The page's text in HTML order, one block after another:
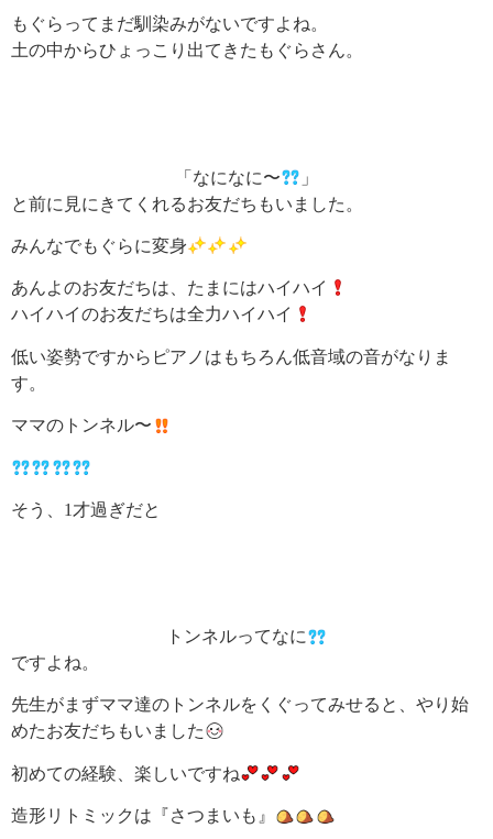
もぐらってまだ馴染みがないですよね。
土の中からひょっこり出てきたもぐらさん。
「なになに〜
」
と前に見にきてくれるお友だちもいました。
みんなでもぐらに変身
あんよのお友だちは、たまにはハイハイ
ハイハイのお友だちは全力ハイハイ
低い姿勢ですからピアノはもちろん低音域の音がなりま
す。
ママのトンネル〜
そう、1才過ぎだと
トンネルってなに
ですよね。
先生がまずママ達のトンネルをくぐってみせると、やり始
めたお友だちもいました
初めての経験、楽しいですね
造形リトミックは『さつまいも』